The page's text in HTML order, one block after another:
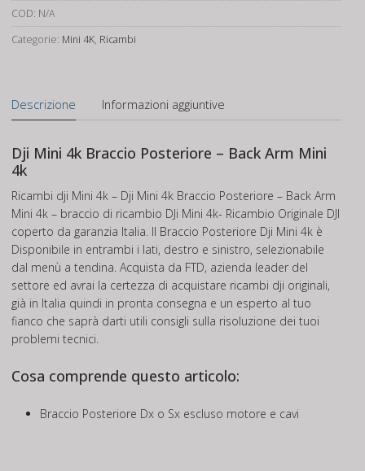
Braccio
Posteriore
quantità
COD: N/A
Categorie: Mini 4K, Ricambi
Descrizione Informazioni aggiuntive
Dji Mini 4k Braccio Posteriore – Back Arm Mini
4k
Ricambi dji Mini 4k – Dji Mini 4k Braccio Posteriore – Back Arm
Mini 4k – braccio di ricambio DJi Mini 4k- Ricambio Originale DJI
coperto da garanzia Italia. Il Braccio Posteriore Dji Mini 4k è
Disponibile in entrambi i lati, destro e sinistro, selezionabile
dal menù a tendina. Acquista da FTD, azienda leader del
settore ed avrai la certezza di acquistare ricambi dji originali,
già in Italia quindi in pronta consegna e un esperto al tuo
fianco che saprà darti utili consigli sulla risoluzione dei tuoi
problemi tecnici.
Cosa comprende questo articolo:
Braccio Posteriore Dx o Sx escluso motore e cavi